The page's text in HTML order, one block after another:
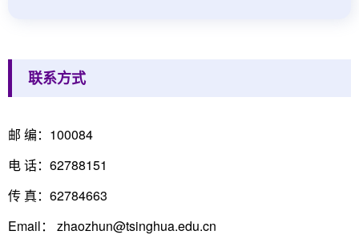
​联系方式
邮 编：100084
电 话：62788151
传 真：62784663
Email： zhaozhun@tsinghua.edu.cn